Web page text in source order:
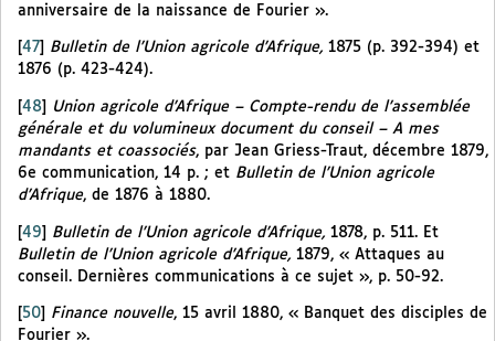
anniversaire de la naissance de Fourier ».
47 Bulletin de l’Union agricole d’Afrique, 1875 (p. 392-394) et
1876 (p. 423-424).
48
Union agricole d’Afrique – Compte-rendu de l’assemblée
générale et du volumineux document du conseil – A mes
mandants et coassociés, par Jean Griess-Traut, décembre 1879,
6e communication, 14 p. ; et Bulletin de l’Union agricole
d’Afrique, de 1876 à 1880.
[49] Bulletin de l’Union agricole d’Afrique, 1878, p. 511. Et
Bulletin de l’Union agricole d’Afrique, 1879, « Attaques au
conseil. Dernières communications à ce sujet », p. 50-92.
50 Finance nouvelle, 15 avril 1880, « Banquet des disciples de
Fourier ».